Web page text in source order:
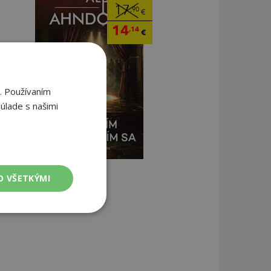
17,90 €
14,14 €
s našimi
VŠETKÝMI